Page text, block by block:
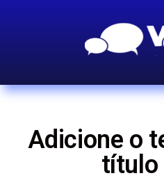
Adicione o
título